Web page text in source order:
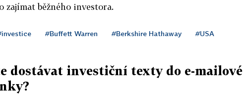
zajímat běžného investora.
#Buffett Warren #Berkshire Hathaway #USA
dostávat investiční texty do e-mailové